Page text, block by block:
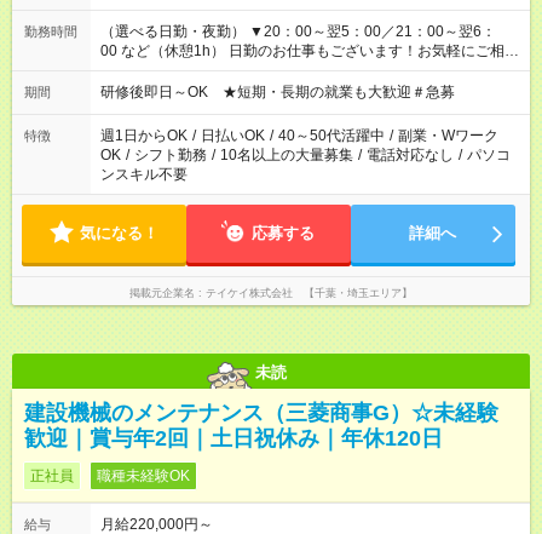
勤務時間
（選べる日勤・夜勤） ▼20：00～翌5：00／21：00～翌6：
00 など（休憩1h） 日勤のお仕事もございます！お気軽にご相談
ください！
期間 研修後即日～OK ★短期・長期の就業も大歓迎＃急募
特徴 週1日からOK / 日払いOK / 40～50代活躍中 / 副業・Wワーク
OK / シフト勤務 / 10名以上の大量募集 / 電話対応なし / パソコ
ンスキル不要
気になる！ 応募する 詳細へ
掲載元企業名 テイケイ株式会社 【千葉・埼玉エリア】
未読
建設機械のメンテナンス（三菱商事G）☆未経験
歓迎｜賞与年2回｜土日祝休み｜年休120日
正社員 職種未経験OK
給与
月給220,000円～